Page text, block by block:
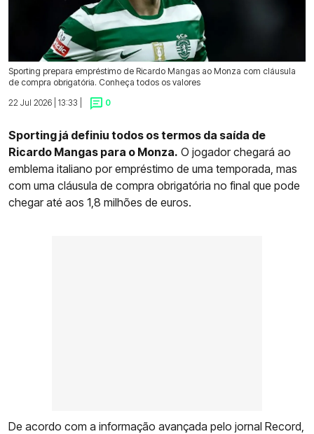
Sporting prepara empréstimo de Ricardo Mangas ao Monza com cláusula
de compra obrigatória. Conheça todos os valores
22 Jul 2026 | 13:33 |
0
Sporting já definiu todos os termos da saída de
Ricardo Mangas para o Monza. O jogador chegará ao
emblema italiano por empréstimo de uma temporada, mas
com uma cláusula de compra obrigatória no final que pode
chegar até aos 1,8 milhões de euros.
De acordo com a informação avançada pelo jornal Record,